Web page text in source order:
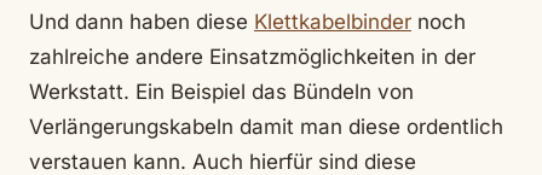
Und dann haben diese Klettkabelbinder noch
zahlreiche andere Einsatzmöglichkeiten in der
Werkstatt. Ein Beispiel das Bündeln von
Verlängerungskabeln damit man diese ordentlich
verstauen kann. Auch hierfür sind diese